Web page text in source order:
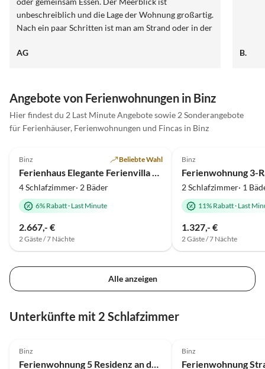
unbeschreiblich und die Lage der Wohnung großartig.
Nach ein paar Schritten ist man am Strand oder in der
kommen gerne wieder.
AG B.
Angebote von Ferienwohnungen in Binz
Hier findest du 2 Last Minute Angebote sowie 2 Sonderangebote
für Ferienhäuser, Ferienwohnungen und Fincas in Binz
Binz Beliebte Wahl
Ferienhaus Elegante Ferienvilla am Schmachter See
4 Schlafzimmer· 2 Bäder
6% Rabatt· Last Minute
2.667,- €
2 Gäste / 7 Nächte
Binz
2 Schlafzimmer· 1
11% Rabatt· Last
1.327,- €
2 Gäste / 7 Nächte
Alle anzeigen
Unterkünfte mit 2 Schlafzimmer
Binz
Ferienwohnung 5 Residenz an der Prorer Wiek
Binz
Ferienwohnung